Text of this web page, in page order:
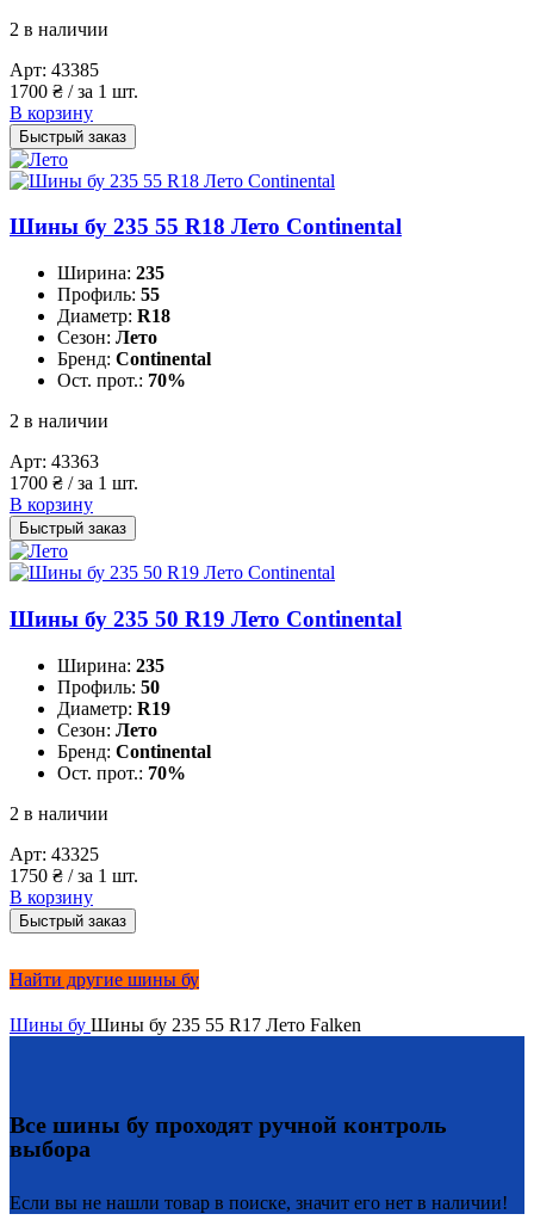
2 в наличии
Арт: 43385
1700 ₴ / за 1 шт.
В корзину
Быстрый заказ
Шины бу 235 55 R18 Лето Continental
Ширина: 235
Профиль: 55
Диаметр: R18
Сезон: Лето
Бренд: Continental
Ост. прот.: 70%
2 в наличии
Арт: 43363
1700 ₴ / за 1 шт.
В корзину
Быстрый заказ
Шины бу 235 50 R19 Лето Continental
Ширина: 235
Профиль: 50
Диаметр: R19
Сезон: Лето
Бренд: Continental
Ост. прот.: 70%
2 в наличии
Арт: 43325
1750 ₴ / за 1 шт.
В корзину
Быстрый заказ
Найти другие шины бу
Шины бу Шины бу 235 55 R17 Лето Falken
Все шины бу проходят ручной контроль
выбора
Если вы не нашли товар в поиске, значит его нет в наличии!